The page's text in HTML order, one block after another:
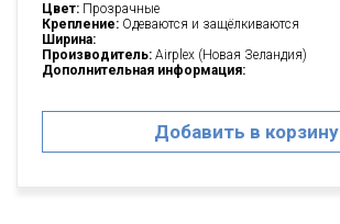
Цвет: Прозрачные
Крепление: Одеваются и защёлкиваются
Ширина:
Производитель: Airplex (Новая Зеландия)
Дополнительная информация:
Добавить в корзину